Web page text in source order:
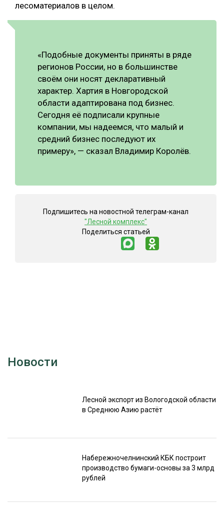
лесоматериалов в целом.
«Подобные документы приняты в ряде
регионов России, но в большинстве
своём они носят декларативный
характер. Хартия в Новгородской
области адаптирована под бизнес.
Сегодня её подписали крупные
компании, мы надеемся, что малый и
средний бизнес последуют их
примеру», — сказал Владимир Королёв.
Подпишитесь на новостной телеграм-канал
"Лесной комплекс"
Поделиться статьей
Новости
Лесной экспорт из Вологодской области
в Среднюю Азию растёт
Набережночелнинский КБК построит
производство бумаги-основы за 3 млрд
рублей